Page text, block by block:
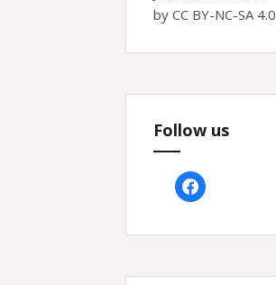
by CC BY-NC-SA 4.0
Follow us
facebook